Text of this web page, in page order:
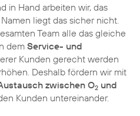
in Hand arbeiten wir, das
liegt das sicher nicht.
Team alle das gleiche
demService- und
Kunden gerecht werden
Deshalb fördern wir mit
zwischen O2 und
Kunden untereinander.